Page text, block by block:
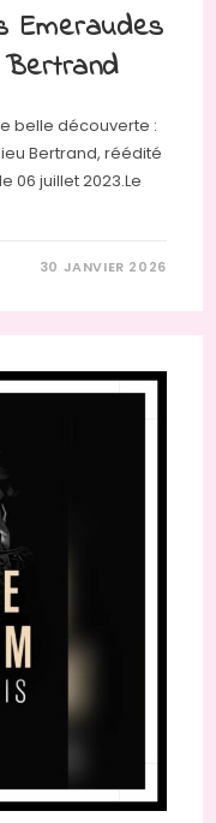
Emeraudes
belle découverte :
Bertrand, réédité
06 juillet 2023.Le
30 JANVIER 2026